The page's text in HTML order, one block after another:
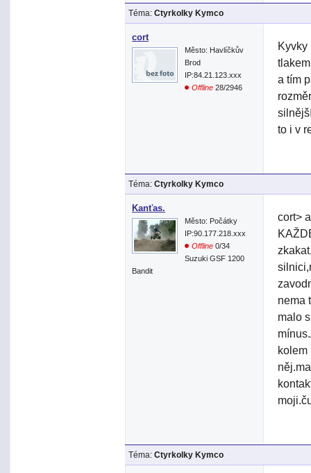
Téma: Ctyrkolky Kymco
cort
Město: Havlíčkův
Brod
IP:84.21.123.xxx
Offline 28/2946
Kyvky
a tím
to i v
Téma: Ctyrkolky Kymco
Kanťas.
Město: Počátky
IP:90.177.218.xxx
Offline 0/34
Suzuki GSF 1200
Bandit
cort>
nema
malo
kolem
Téma: Ctyrkolky Kymco